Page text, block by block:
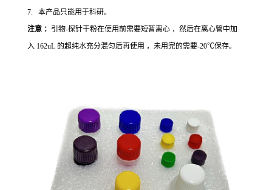
7. 本产品只能用于科研。
注意 ： 引物-探针干粉在使用前需要短暂离心 ，然后在离心管中加
入 162uL 的超纯水充分混匀后再使用 ，未用完的需要-20℃保存。